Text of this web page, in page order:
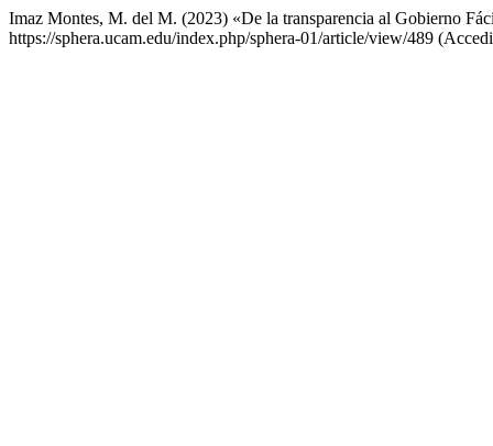
Imaz Montes, M. del M. (2023) «De la transparencia al Gobierno
https://sphera.ucam.edu/index.php/sphera-01/article/view/489